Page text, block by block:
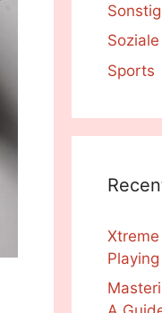
Sports